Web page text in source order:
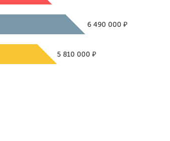
6 490 000₽
5 810 000 ₽